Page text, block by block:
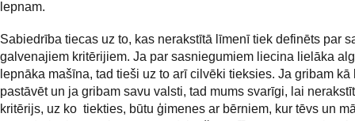
lepnam.
Sabiedrība tiecas uz to, kas nerakstītā līmenī tiek definēts par
galvenajiem kritērijiem. Ja par sasniegumiem liecina lielāka
lepnāka mašīna, tad tieši uz to arī cilvēki tieksies. Ja gribam kā
pastāvēt un ja gribam savu valsti, tad mums svarīgi, lai
kritērijs, uz ko tiekties, būtu ģimenes ar bērniem, kur tēvs un